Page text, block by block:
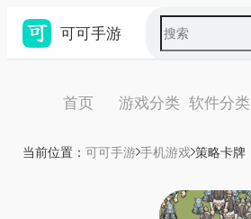
可可手游
首页 游戏分类 软件分类
当前位置： 可可手游 手机游戏 策略卡牌